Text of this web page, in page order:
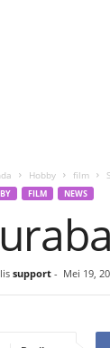
Hobby film
FILM NEWS
support- Mei 19,